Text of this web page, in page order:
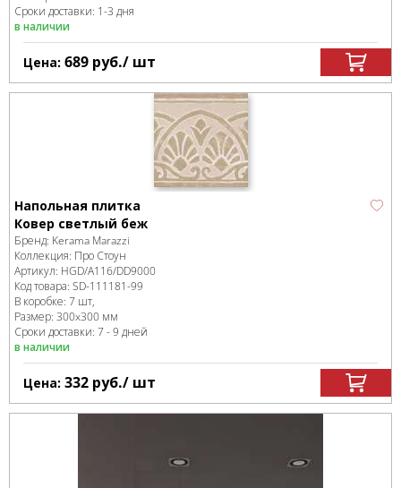
Сроки доставки: 1-3 дня
в наличии
Цена: 689 руб./ шт
Напольная плитка
Ковер светлый беж
Бренд: Kerama Marazzi
Коллекция: Про Стоун
Артикул: HGD/A116/DD9000
Код товара: SD-111181-99
В коробке: 7 шт,
Размер: 300x300 мм
Сроки доставки: 7 - 9 дней
в наличии
Цена: 332 руб./ шт